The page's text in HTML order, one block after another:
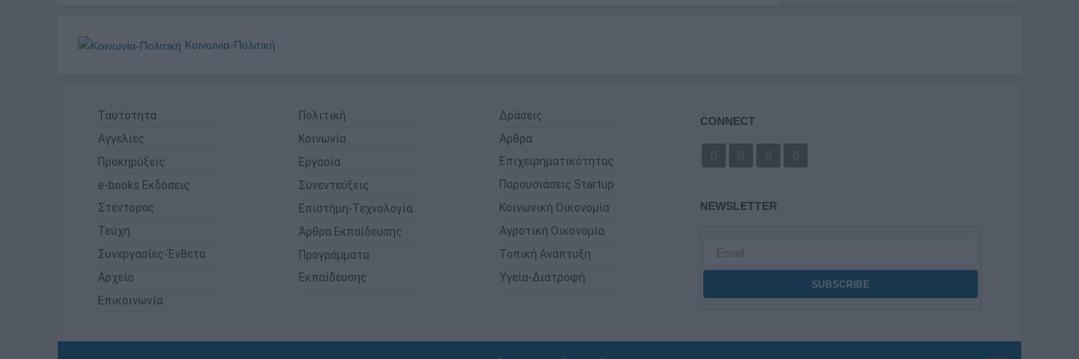
Κοινωνία-Πολιτική
Ταυτότητα
Αγγελίες
Προκηρύξεις
e-books Εκδόσεις
Στέντορας
Τεύχη
Συνεργασίες-Ένθετα
Αρχείο
Επικοινωνία
Πολιτική
Κοινωνία
Εργασία
Συνεντεύξεις
Επιστήμη-Τεχνολογία
Άρθρα Εκπαίδευσης
Προγράμματα
Εκπαίδευσης
Δράσεις
Άρθρα
Επιχειρηματικότητας
Παρουσιάσεις Startup
Κοινωνική Οικονομία
Αγροτική Οικονομία
Τοπική Ανάπτυξη
Υγεία-Διατροφή
CONNECT
NEWSLETTER